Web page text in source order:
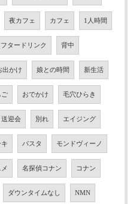
夜カフェ カフェ 1人時間
フタードリンク 背中
出かけ 娘との時間 新生活
ご おでかけ 毛穴ひらき
送迎会 別れ エイジング
キ パスタ モンドヴィーノ
名探偵コナン コナン
ダウンタイムなし NMN